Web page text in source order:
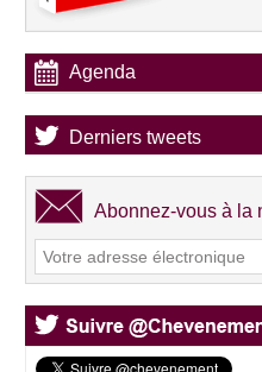
Agenda
Derniers tweets
Abonnez-vous à la